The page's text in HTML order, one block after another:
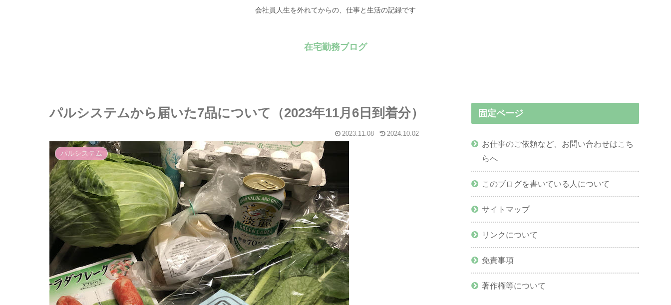
会社員人生を外れてからの、仕事と生活の記録です
在宅勤務ブログ
パルシステムから届いた7品について（2023年11月6日到着分）
2023.11.08 2024.10.02
パルシステム
固定ページ
お仕事のご依頼など、お問い合わせはこち
らへ
このブログを書いている人について
サイトマップ
リンクについて
免責事項
著作権等について